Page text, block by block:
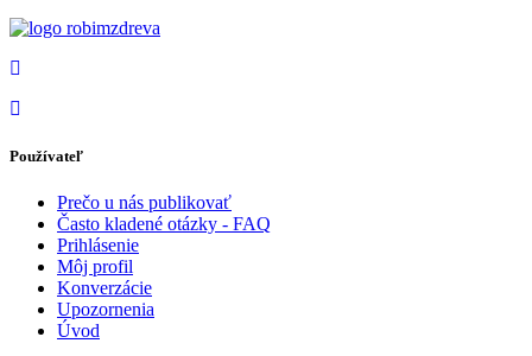
Používateľ
Prečo u nás publikovať
Často kladené otázky - FAQ
Prihlásenie
Môj profil
Konverzácie
Upozornenia
Úvod